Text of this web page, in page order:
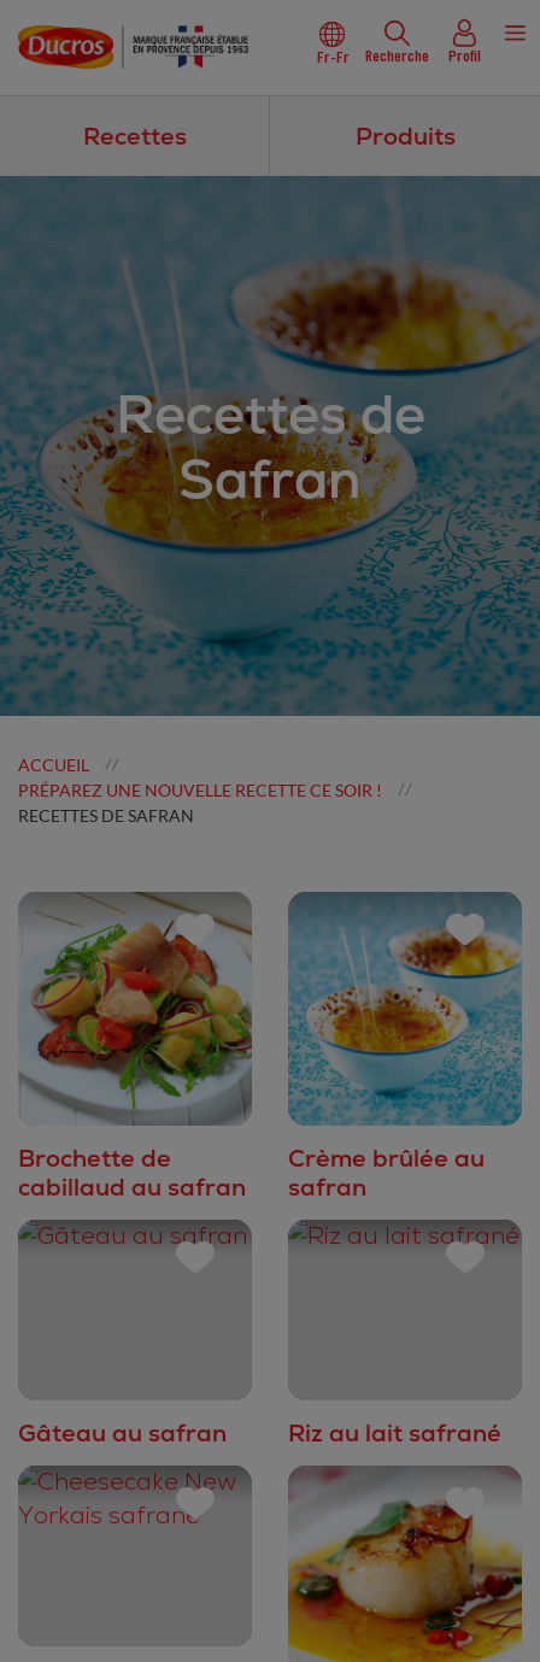
Fr-Fr Recherche Profil
Recettes Produits
Recettes de
Safran
ACCUEIL //
PRÉPAREZ UNE NOUVELLE RECETTE CE SOIR ! //
RECETTES DE SAFRAN
Brochette de
cabillaud au safran
Crème brûlée au
safran
Gâteau au safran Riz au lait safrané